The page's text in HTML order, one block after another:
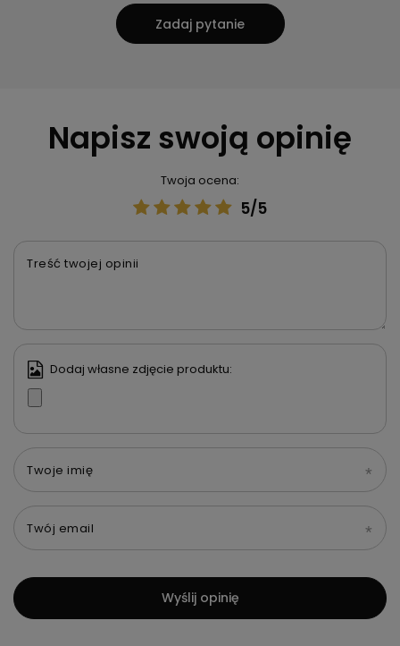
Zadaj pytanie
Napisz swoją opinię
Twoja ocena:
5/5
Treść twojej opinii
Dodaj własne zdjęcie produktu:
Twoje imię
Twój email
Wyślij opinię